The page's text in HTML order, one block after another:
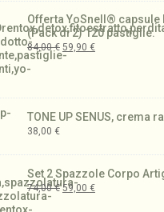
Offerta YoSnell®
(Pack di 2) 120 pastiglie.
84,00€ 59,90 €
TONE UP SENUS, crema
38,00 €
Set 2 Spazzole Corpo
74,00€ 59,00 €